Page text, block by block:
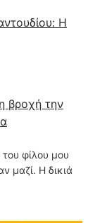
Η
βροχή την
φίλου μου
μαζί. Η δικιά